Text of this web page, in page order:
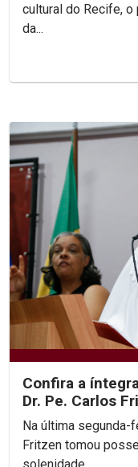
cultural do Recife,
da...
Confira a
Dr. Pe. Carlos
Na última segunda-
Fritzen tomou
solenidade...